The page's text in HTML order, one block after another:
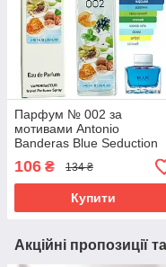
Парфум № 002 за
мотивами Antonio
Banderas Blue Seduction
for Men (Блю Седишен
Мен) 40 мл ОПТ
106 ₴ 134 ₴
Купити
Акційні пропозиції